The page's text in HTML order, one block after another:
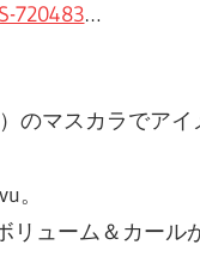
720483…
のマスカラでア
。
ューム＆カール